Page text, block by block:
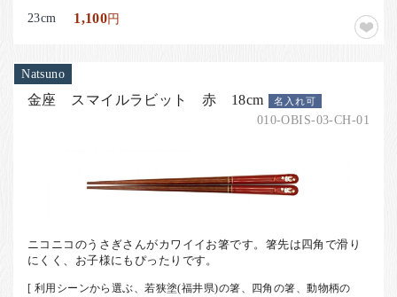
23cm 1,100円
Natsuno
金座 スマイルラビット 赤 18cm 名入れ可
010-OBIS-03-CH-01
ニコニコのうさぎさんがカワイイお箸です。箸先は四角で滑り
にくく、お子様にもぴったりです。
[ 利用シーンから選ぶ、若狭塗(福井県)の箸、四角の箸、動物柄の